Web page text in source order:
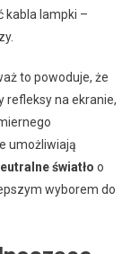
kabla lampki –
to powoduje, że
refleksy na ekranie,
umożliwiają
światło o
wyborem do